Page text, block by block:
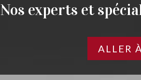
Nos experts et
ALLER